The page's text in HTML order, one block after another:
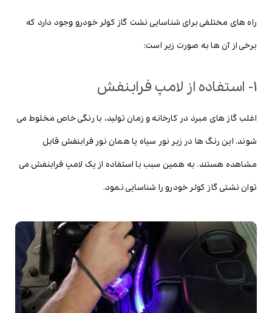
راه های مختلفی برای شناسایی نشت گاز کولر خودرو وجود دارد که
برخی از آن ها به صورت زیر است:
1- استفاده از لامپ فرابنفش
اغلب گاز های مبرد در کارخانه و زمان تولید، با رنگی خاص مخلوط می
شوند. این رنگ ها در زیر نور سیاه یا همان نور فرابنفش قابل
مشاهده هستند. به همین سبب با استفاده از یک لامپ فرابنفش می
توان نشتی گاز کولر خودرو را شناسایی نمود.